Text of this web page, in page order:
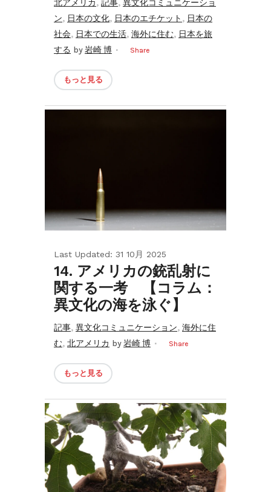
北アメリカ 記事 異文化コミュニケーショ
ン, 日本の文化, 日本のエチケット , 日本の
社会, 日本での生活, 海外に住む, 日本を旅
する by岩崎 博 Share
もっと見る
Last Updated: 31 10月 2025
14. アメリカの銃乱射に
関する一考 【コラム：
異文化の海を泳ぐ】
記事, 異文化コミュニケーション, 海外に住
む, 北アメリカ by岩崎 博 Share
もっと見る